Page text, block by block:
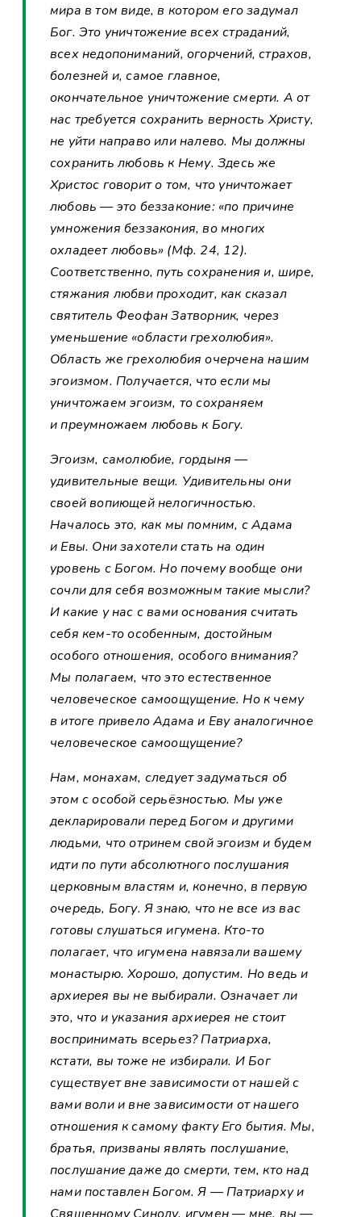
мира в том виде, в котором его задумал
Бог. Это уничтожение всех страданий,
всех недопониманий, огорчений, страхов,
болезней и, самое главное,
окончательное уничтожение смерти. А от
нас требуется сохранить верность Христу,
не уйти направо или налево. Мы должны
сохранить любовь к Нему. Здесь же
Христос говорит о том, что уничтожает
любовь — это беззаконие: «по причине
умножения беззакония, во многих
охладеет любовь» (Мф. 24, 12).
Соответственно, путь сохранения и, шире,
стяжания любви проходит, как сказал
святитель Феофан Затворник, через
уменьшение «области грехолюбия».
Область же грехолюбия очерчена нашим
эгоизмом. Получается, что если мы
уничтожаем эгоизм, то сохраняем
и преумножаем любовь к Богу.
Эгоизм, самолюбие, гордыня —
удивительные вещи. Удивительны они
своей вопиющей нелогичностью.
Началось это, как мы помним, с Адама
и Евы. Они захотели стать на один
уровень с Богом. Но почему вообще они
сочли для себя возможным такие мысли?
И какие у нас с вами основания считать
себя кем-то особенным, достойным
особого отношения, особого внимания?
Мы полагаем, что это естественное
человеческое самоощущение. Но к чему
в итоге привело Адама и Еву аналогичное
человеческое самоощущение?
Нам, монахам, следует задуматься об
этом с особой серьёзностью. Мы уже
декларировали перед Богом и другими
людьми, что отринем свой эгоизм и будем
идти по пути абсолютного послушания
церковным властям и, конечно, в первую
очередь, Богу. Я знаю, что не все из вас
готовы слушаться игумена. Кто-то
полагает, что игумена навязали вашему
монастырю. Хорошо, допустим. Но ведь и
архиерея вы не выбирали. Означает ли
это, что и указания архиерея не стоит
воспринимать всерьез? Патриарха,
кстати, вы тоже не избирали. И Бог
существует вне зависимости от нашей с
вами воли и вне зависимости от нашего
отношения к самому факту Его бытия. Мы,
братья, призваны являть послушание,
послушание даже до смерти, тем, кто над
нами поставлен Богом. Я — Патриарху и
Священному Синоду, игумен — мне, вы —